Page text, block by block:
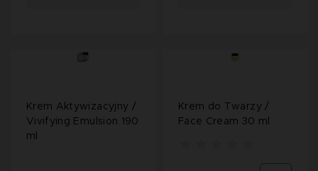
Krem Aktywizacyjny /
Vivifying Emulsion 190
ml
Krem do Twarzy /
Face Cream 30 ml